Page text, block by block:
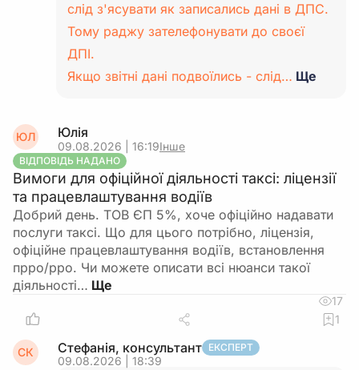
слід з'ясувати як записались дані в ДПС.
Тому раджу зателефонувати до своєї
ДПІ.
Якщо звітні дані подвоїлись - слід… Ще
ЮЛ Юлія
09.08.2026 | 16:19Інше
ВІДПОВІДЬ НАДАНО
Вимоги для офіційної діяльності таксі: ліцензії
та працевлаштування водіїв
Добрий день. ТОВ ЄП 5%, хоче офіційно надавати
послуги таксі. Що для цього потрібно, ліцензія,
офіційне працевлаштування водіїв, встановлення
прро/рро. Чи можете описати всі нюанси такої
діяльності…
17
1
СК Стефанія, консультант ЕКСПЕРТ
09.08.2026 | 18:39